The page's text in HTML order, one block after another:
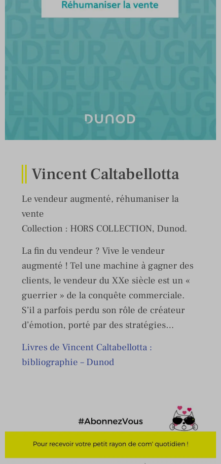
Vincent Caltabellotta
Le vendeur augmenté, réhumaniser la
vente
Collection : HORS COLLECTION, Dunod.
La fin du vendeur ? Vive le vendeur
augmenté ! Tel une machine à gagner des
clients, le vendeur du XXe siècle est un «
guerrier » de la conquête commerciale.
S’il a parfois perdu son rôle de créateur
d’émotion, porté par des stratégies…
Livres de Vincent Caltabellotta :
bibliographie – Dunod